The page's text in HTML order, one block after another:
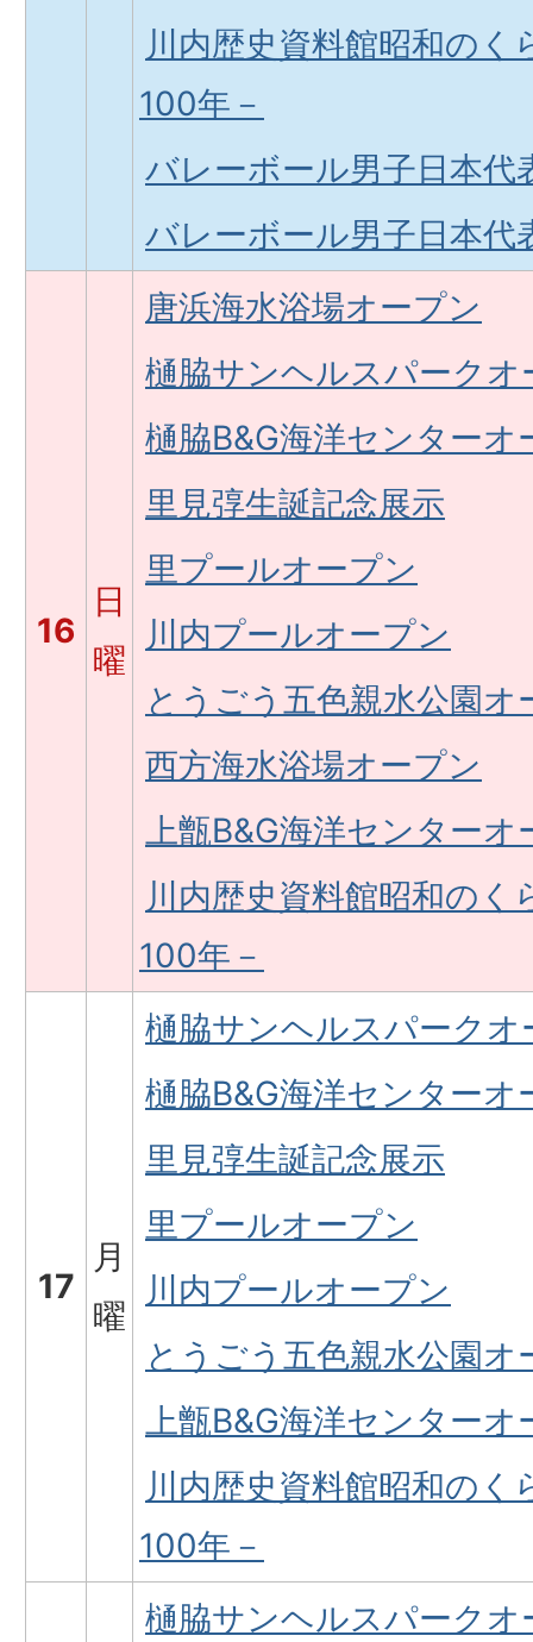
川内歴史資料館昭和のく
100年－
バレーボール男子日本代
バレーボール男子日本代
16
日
曜
唐浜海水浴場オープン
樋脇サンヘルスパークオ
樋脇B&G海洋センターオ
里見弴生誕記念展示
里プールオープン
川内プールオープン
とうごう五色親水公園オ
西方海水浴場オープン
上甑B&G海洋センターオ
川内歴史資料館昭和のく
100年－
17
月
曜
樋脇サンヘルスパークオ
樋脇B&G海洋センターオ
里見弴生誕記念展示
里プールオープン
川内プールオープン
とうごう五色親水公園オ
上甑B&G海洋センターオ
川内歴史資料館昭和のく
100年－
樋脇サンヘルスパークオ